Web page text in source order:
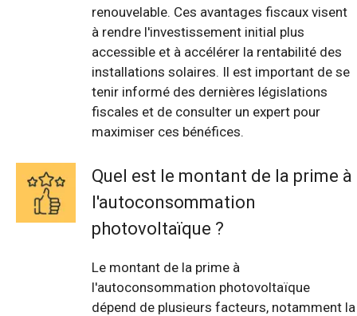
renouvelable. Ces avantages fiscaux visent
à rendre l'investissement initial plus
accessible et à accélérer la rentabilité des
installations solaires. Il est important de se
tenir informé des dernières législations
fiscales et de consulter un expert pour
maximiser ces bénéfices.
Quel est le montant de la prime à
l'autoconsommation
photovoltaïque ?
Le montant de la prime à
l'autoconsommation photovoltaïque
dépend de plusieurs facteurs, notamment la